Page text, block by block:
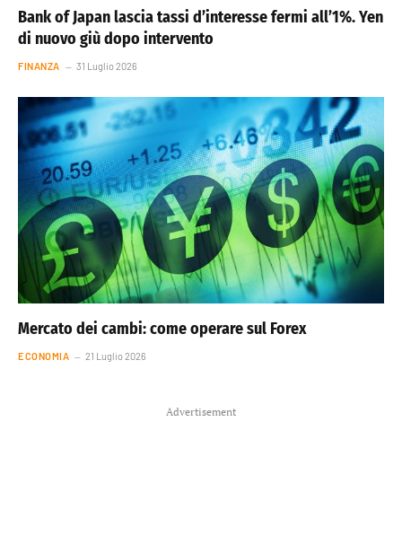
Bank of Japan lascia tassi d’interesse fermi all’1%. Yen
di nuovo giù dopo intervento
FINANZA 31 Luglio 2026
Mercato dei cambi: come operare sul Forex
ECONOMIA 21 Luglio 2026
Advertisement